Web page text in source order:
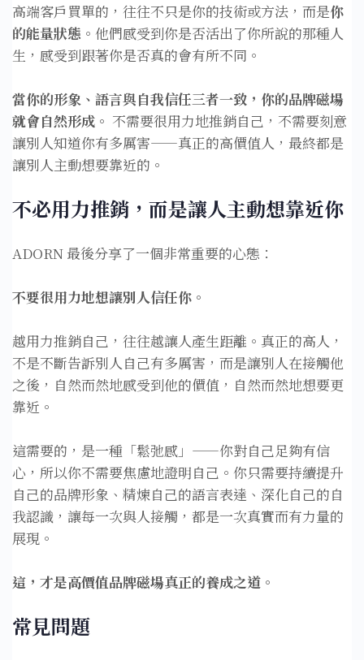
高端客戶買單的，往往不只是你的技術或方法，而是你
的能量狀態 。他們感受到你是否活出了你所說的那種人
生，感受到跟著你是否真的會有所不同。
當你的形象、語言與自我信任三者一致，你的品牌磁場
就會自然形成。 不需要很用力地推銷自己，不需要刻意
讓別人知道你有多厲害——真正的高價值人，最終都是
讓別人主動想要靠近的。
不必用力推銷，而是讓人主動想靠近你
ADORN 最後分享了一個非常重要的心態：
不要很用力地想讓別人信任你。
越用力推銷自己，往往越讓人產生距離。真正的高人，
不是不斷告訴別人自己有多厲害，而是讓別人在接觸他
之後，自然而然地感受到他的價值，自然而然地想要更
靠近。
這需要的，是一種「鬆弛感」——你對自己足夠有信
心，所以你不需要焦慮地證明自己。你只需要持續提升
自己的品牌形象、精煉自己的語言表達、深化自己的自
我認識，讓每一次與人接觸，都是一次真實而有力量的
展現。
這，才是高價值品牌磁場真正的養成之道。
常見問題